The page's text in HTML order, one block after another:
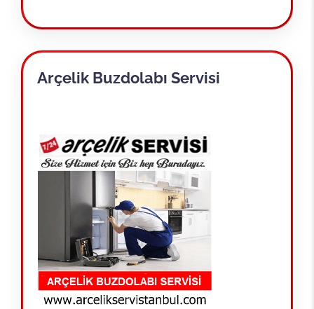
Arçelik Buzdolabı Servisi